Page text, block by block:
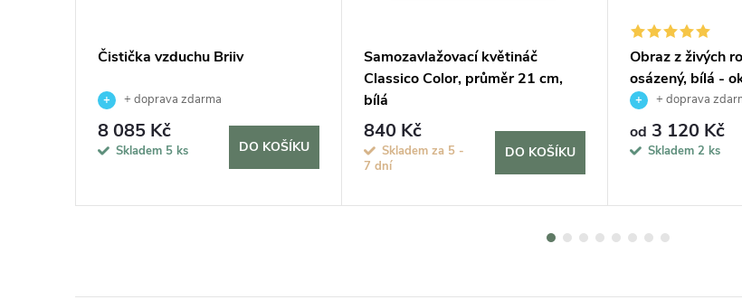
Čistička vzduchu Briiv
+ doprava zdarma
8 085 Kč
Skladem 5 ks DO KOŠÍKU
Samozavlažovací květináč
Classico Color, průměr 21 cm,
bílá
840 Kč
Skladem za 5 -
7 dní
DO KOŠÍKU
Obraz z živých
osázený, bílá -
+ doprava
od 3 120 Kč
Skladem 2 ks